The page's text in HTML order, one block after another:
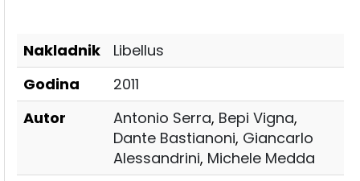
Nakladnik
Libellus
Godina
2011
Autor
Antonio Serra, Bepi Vigna,
Dante Bastianoni, Giancarlo
Alessandrini, Michele Medda